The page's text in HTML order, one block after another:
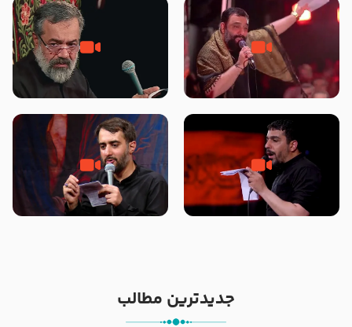
جانا جانا ابی عبدالله – کربلایی جواد
مقدم – شب هشتم محرم 1448 –
مادر منم مثل تو خمیدم – حاج
محمود کریمی – شهادت حضرت
هیئت رایة العباس علیه السلام
تک ، عبّاس، صاحب دل‌هاست –
حاج حنیف طاهری – عزاداری شب
من غلام نوکراتم من عاشق کربلاتم
– شور زمینه – شب هفتم – محرم
جدیدترین مطالب